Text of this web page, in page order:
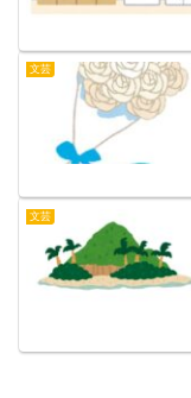
文芸
文芸